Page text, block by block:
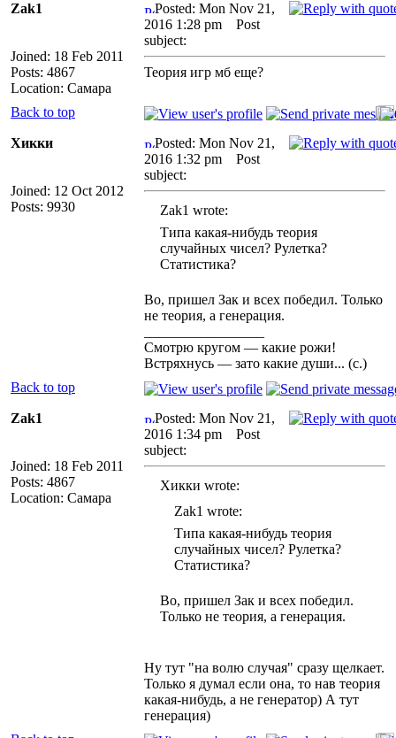
Zak1
Joined: 18 Feb 2011
Posts: 4867
Location: Самара
Posted: Mon Nov 21,
2016 1:28 pm
Post
subject:
Теория игр мб еще?
Back to top
Хикки
Joined: 12 Oct 2012
Posts: 9930
Posted: Mon Nov 21,
2016 1:32 pm
Post
subject:
Zak1 wrote:
Типа какая-нибудь теория
случайных чисел? Рулетка?
Статистика?
Во, пришел Зак и всех победил. Только
не теория, а генерация.
Смотрю кругом — какие рожи!
Встряхнусь — зато какие души... (с.)
Back to top
Zak1
Joined: 18 Feb 2011
Posts: 4867
Location: Самара
Posted: Mon Nov 21,
2016 1:34 pm
Post
subject:
Хикки wrote:
Zak1 wrote:
Типа какая-нибудь теория
случайных чисел? Рулетка?
Статистика?
Во, пришел Зак и всех победил.
Только не теория, а генерация.
Ну тут "на волю случая" сразу щелкает.
Только я думал если она, то нав теория
какая-нибудь, а не генератор) А тут
генерация)